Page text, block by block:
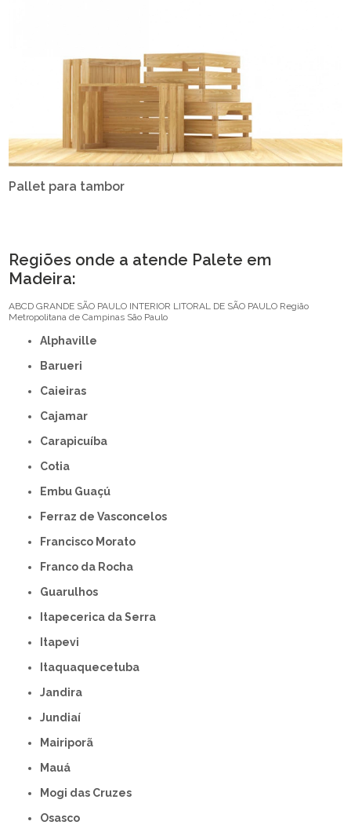
Pallet para tambor
Regiões onde a atende Palete em
Madeira:
ABCD GRANDE SÃO PAULO INTERIOR LITORAL DE SÃO PAULO Região
Metropolitana de Campinas São Paulo
Alphaville
Barueri
Caieiras
Cajamar
Carapicuíba
Cotia
Embu Guaçú
Ferraz de Vasconcelos
Francisco Morato
Franco da Rocha
Guarulhos
Itapecerica da Serra
Itapevi
Itaquaquecetuba
Jandira
Jundiaí
Mairiporã
Mauá
Mogi das Cruzes
Osasco